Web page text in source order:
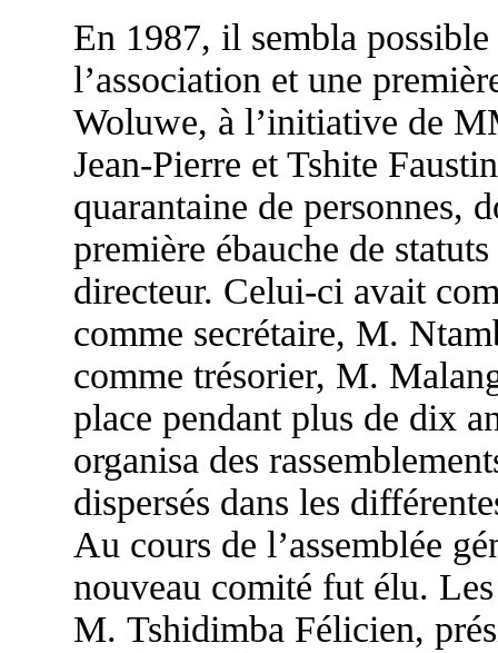
En 1987, il sembla
l’association et une
Woluwe, à l’initiative de
Jean-Pierre et Tshite
quarantaine de personnes,
première ébauche de
directeur. Celui-ci avait
comme secrétaire, M.
comme trésorier, M.
place pendant plus de dix
organisa des
dispersés dans les
Au cours de l’assemblée
nouveau comité fut élu.
M. Tshidimba Félicien,